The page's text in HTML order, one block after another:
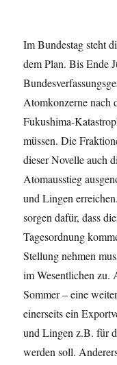
Im Bundestag steht
dem Plan. Bis Ende
Atomkonzerne nach
Fukushima-
müssen. Die
dieser Novelle auch
Atomausstieg
und Lingen
sorgen dafür, dass
Tagesordnung
Stellung nehmen
im Wesentlichen zu.
Sommer – eine
einerseits ein
und Lingen z.B. für
werden soll.